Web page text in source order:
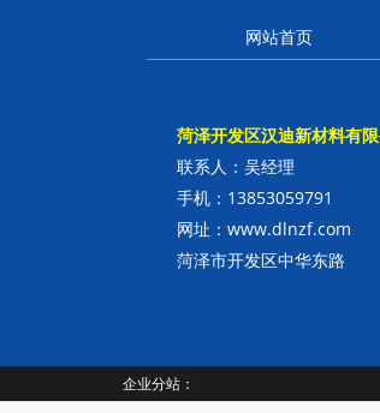
网站首页
菏泽开发区汉迪新材料有
联系人：吴经理
手机：13853059791
网址：www.dlnzf.com
菏泽市开发区中华东路
企业分站：